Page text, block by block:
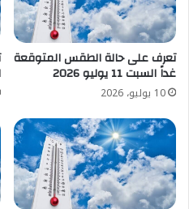
تعرف على حالة الطقس المتوقعة
غداً السبت 11 يوليو 2026
10 يوليو، 2026